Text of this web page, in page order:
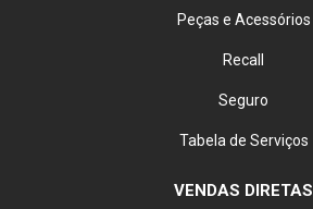
Peças e Acessórios
Recall
Seguro
Tabela de Serviços
VENDAS DIRETAS